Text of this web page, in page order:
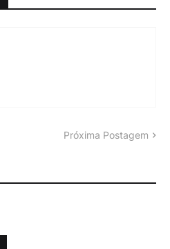
Próxima Postagem